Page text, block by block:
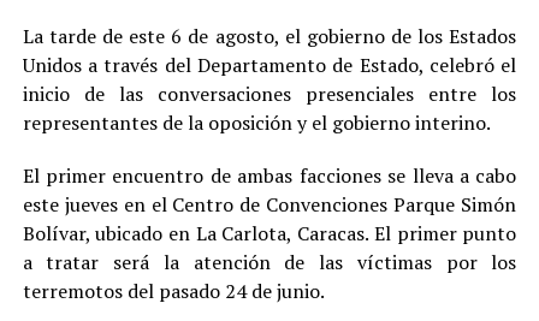
La tarde de este 6 de agosto, el gobierno de los Estados
Unidos a través del Departamento de Estado, celebró el
inicio de las conversaciones presenciales entre los
representantes de la oposición y el gobierno interino.
El primer encuentro de ambas facciones se lleva a cabo
este jueves en el Centro de Convenciones Parque Simón
Bolívar, ubicado en La Carlota, Caracas. El primer punto
a tratar será la atención de las víctimas por los
terremotos del pasado 24 de junio.